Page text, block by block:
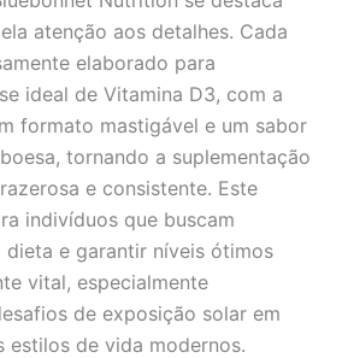
atenção aos detalhes. Cada
elaborado para
ideal de Vitamina D3, com a
formato mastigável e um sabor
tornando a suplementação
e consistente. Este
indivíduos que buscam
dieta e garantir níveis ótimos
vital, especialmente
de exposição solar em
estilos de vida modernos.